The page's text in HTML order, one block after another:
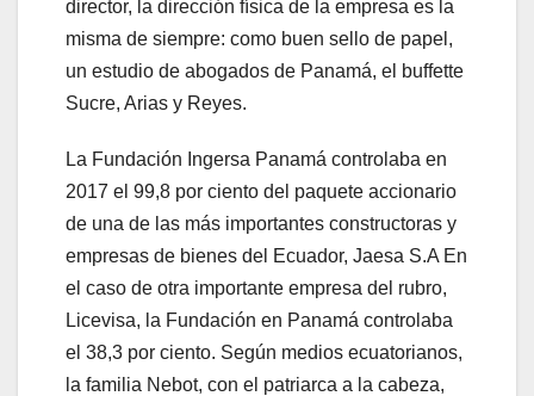
director, la dirección física de la empresa es la
misma de siempre: como buen sello de papel,
un estudio de abogados de Panamá, el buffette
Sucre, Arias y Reyes.
La Fundación Ingersa Panamá controlaba en
2017 el 99,8 por ciento del paquete accionario
de una de las más importantes constructoras y
empresas de bienes del Ecuador, Jaesa S.A En
el caso de otra importante empresa del rubro,
Licevisa, la Fundación en Panamá controlaba
el 38,3 por ciento. Según medios ecuatorianos,
la familia Nebot, con el patriarca a la cabeza,